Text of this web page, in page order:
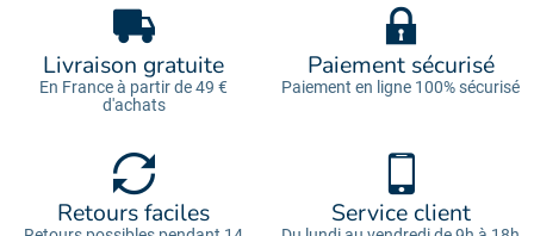
Livraison gratuite
En France à partir de 49 €
d'achats
Paiement sécurisé
Paiement en ligne 100% sécurisé
Retours faciles Service client